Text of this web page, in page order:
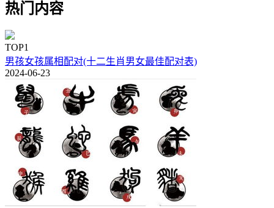
热门内容
TOP1
男孩女孩属相配对(十二生肖男女最佳配对表)
2024-06-23